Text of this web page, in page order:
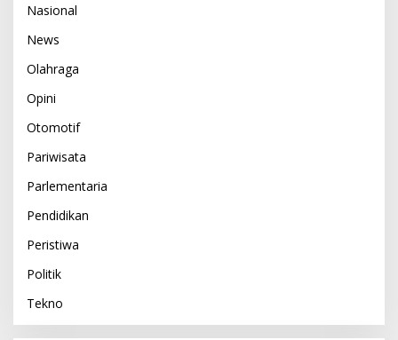
Nasional
News
Olahraga
Opini
Otomotif
Pariwisata
Parlementaria
Pendidikan
Peristiwa
Politik
Tekno